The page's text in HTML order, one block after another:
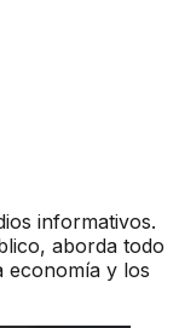
informativos.
aborda todo
economía y los